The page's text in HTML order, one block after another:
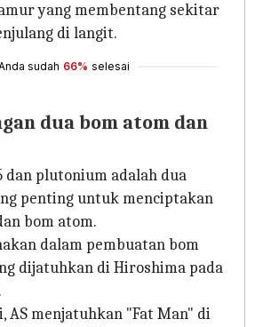
yang membentang sekitar
di langit.
sudah 66% selesai
dua bom atom dan
dan plutonium adalah dua
penting untuk menciptakan
bom atom.
dalam pembuatan bom
dijatuhkan di Hiroshima pada
AS menjatuhkan "Fat Man" di